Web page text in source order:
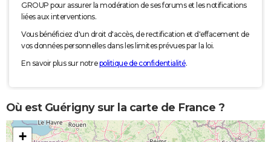
GROUP pour assurer la modération de ses forums et les notifications
liées aux interventions.
Vous bénéficiez d'un droit d'accès, de rectification et d'effacement de
vos données personnelles dans les limites prévues par la loi.
En savoir plus sur notrepolitique de confidentialité.
Où est Guérigny sur la carte de France ?
+